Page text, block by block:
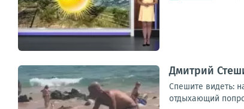
Дмитрий
Спешите видеть:
отдыхающий